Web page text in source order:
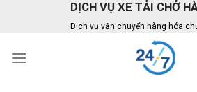
DỊCH VỤ XE TẢI CHỞ
Dịch vụ vận chuyển hàng hóa